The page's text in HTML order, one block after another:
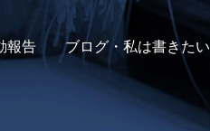
報告 ブログ・私は書きたい